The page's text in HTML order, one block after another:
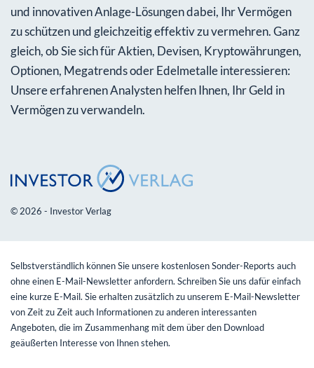
und innovativen Anlage-Lösungen dabei, Ihr Vermögen
zu schützen und gleichzeitig effektiv zu vermehren. Ganz
gleich, ob Sie sich für Aktien, Devisen, Kryptowährungen,
Optionen, Megatrends oder Edelmetalle interessieren:
Unsere erfahrenen Analysten helfen Ihnen, Ihr Geld in
Vermögen zu verwandeln.
© 2026 - Investor Verlag
Selbstverständlich können Sie unsere kostenlosen Sonder-Reports auch
ohne einen E-Mail-Newsletter anfordern. Schreiben Sie uns dafür einfach
eine kurze E-Mail. Sie erhalten zusätzlich zu unserem E-Mail-Newsletter
von Zeit zu Zeit auch Informationen zu anderen interessanten
Angeboten, die im Zusammenhang mit dem über den Download
geäußerten Interesse von Ihnen stehen.